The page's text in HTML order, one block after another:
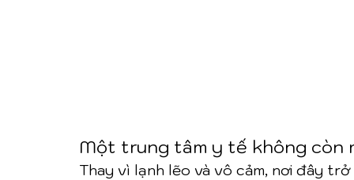
Một trung tâm y tế không còn
Thay vì lạnh lẽo và vô cảm, nơi đây trở